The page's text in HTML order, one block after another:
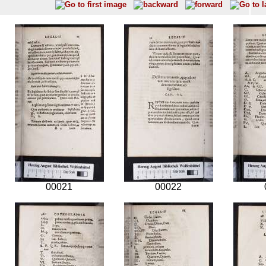
00021 00022